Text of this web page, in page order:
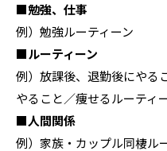
■勉強、仕事
例）勉強ルーティーン
■ルーティーン
例）放課後、退勤後にやる
やること／痩せるルーティ
■人間関係
例）家族・ カップル同棲ル